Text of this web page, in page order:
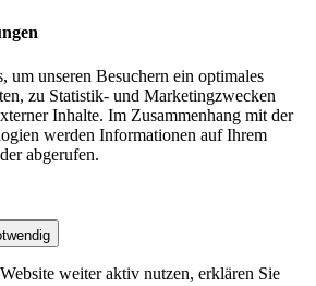
um unseren Besuchern ein optimales
zu Statistik- und Marketingzwecken
Inhalte. Im Zusammenhang mit der
werden Informationen auf Ihrem
abgerufen.
weiter aktiv nutzen, erklären Sie